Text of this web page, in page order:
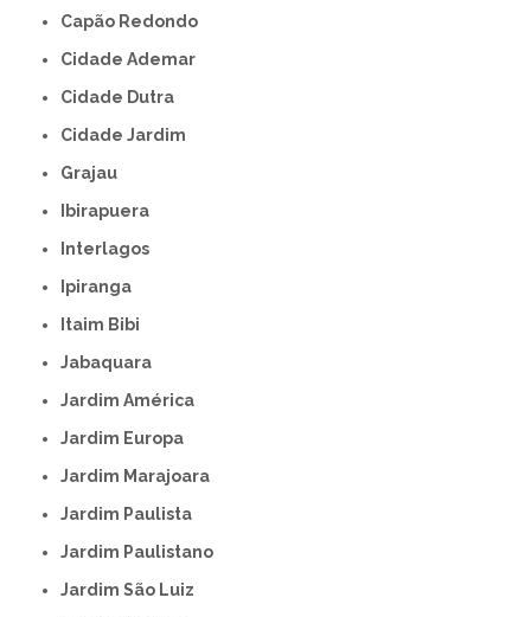
Capão Redondo
Cidade Ademar
Cidade Dutra
Cidade Jardim
Grajau
Ibirapuera
Interlagos
Ipiranga
Itaim Bibi
Jabaquara
Jardim América
Jardim Europa
Jardim Marajoara
Jardim Paulista
Jardim Paulistano
Jardim São Luiz